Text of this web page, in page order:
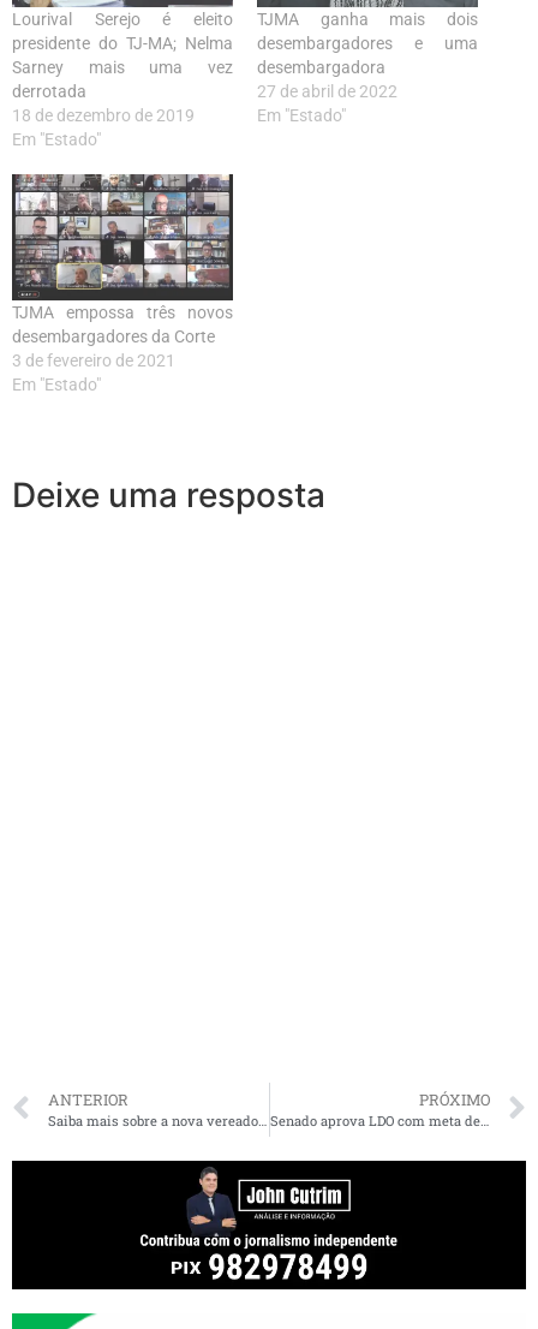
Lourival Serejo é eleito
presidente do TJ-MA; Nelma
Sarney mais uma vez
derrotada
18 de dezembro de 2019
Em "Estado"
TJMA ganha mais dois
desembargadores e uma
desembargadora
27 de abril de 2022
Em "Estado"
TJMA empossa três novos
desembargadores da Corte
3 de fevereiro de 2021
Em "Estado"
Deixe uma resposta
ANTERIOR PRÓXIMO
Senado aprova LDO com meta de construção de dois hospitais de Amor no Maranhão